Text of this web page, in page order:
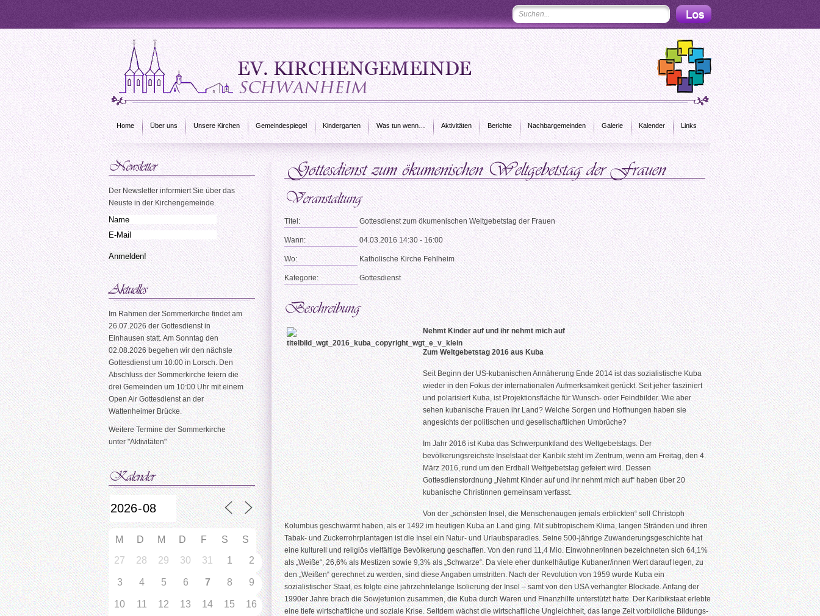
Home Über uns Unsere Kirchen Gemeindespiegel Kindergarten Was tun wenn… Aktivitäten Berichte Nachbargemeinden Galerie Kalender Links
Titel: Gottesdienst zum ökumenischen Weltgebetstag der Frauen
Wann: 04.03.2016 14:30 - 16:00
Wo: Katholische Kirche Fehlheim
Kategorie: Gottesdienst
Nehmt Kinder auf und ihr nehmt mich auf
Zum Weltgebetstag 2016 aus Kuba
Seit Beginn der US-kubanischen Annäherung Ende 2014 ist das sozialistische Kuba
wieder in den Fokus der internationalen Aufmerksamkeit gerückt. Seit jeher fasziniert
und polarisiert Kuba, ist Projektionsfläche für Wunsch- oder Feindbilder. Wie aber
sehen kubanische Frauen ihr Land? Welche Sorgen und Hoffnungen haben sie
angesichts der politischen und gesellschaftlichen Umbrüche?
Im Jahr 2016 ist Kuba das Schwerpunktland des Weltgebetstags. Der
bevölkerungsreichste Inselstaat der Karibik steht im Zentrum, wenn am Freitag, den 4.
März 2016, rund um den Erdball Weltgebetstag gefeiert wird. Dessen
Gottesdienstordnung „Nehmt Kinder auf und ihr nehmt mich auf“ haben über 20
kubanische Christinnen gemeinsam verfasst.
Von der „schönsten Insel, die Menschenaugen jemals erblickten“ soll Christoph
Kolumbus geschwärmt haben, als er 1492 im heutigen Kuba an Land ging. Mit subtropischem Klima, langen Stränden und ihren
Tabak- und Zuckerrohrplantagen ist die Insel ein Natur- und Urlaubsparadies. Seine 500-jährige Zuwanderungsgeschichte hat
eine kulturell und religiös vielfältige Bevölkerung geschaffen. Von den rund 11,4 Mio. Einwohner/innen bezeichneten sich 64,1%
als „Weiße“, 26,6% als Mestizen sowie 9,3% als „Schwarze“. Da viele eher dunkelhäutige Kubaner/innen Wert darauf legen, zu
den „Weißen“ gerechnet zu werden, sind diese Angaben umstritten. Nach der Revolution von 1959 wurde Kuba ein
sozialistischer Staat, es folgte eine jahrzehntelange Isolierung der Insel – samt von den USA verhängter Blockade. Anfang der
1990er Jahre brach die Sowjetunion zusammen, die Kuba durch Waren und Finanzhilfe unterstützt hatte. Der Karibikstaat erlebte
eine tiefe wirtschaftliche und soziale Krise. Seitdem wächst die wirtschaftliche Ungleichheit, das lange Zeit vorbildliche Bildungs-
Der Newsletter informiert Sie über das
Neuste in der Kirchengemeinde.
Im Rahmen der Sommerkirche findet am
26.07.2026 der Gottesdienst in
Einhausen statt. Am Sonntag den
02.08.2026 begehen wir den nächste
Gottesdienst um 10:00 in Lorsch. Den
Abschluss der Sommerkirche feiern die
drei Gemeinden um 10:00 Uhr mit einem
Open Air Gottesdienst an der
Wattenheimer Brücke.
Weitere Termine der Sommerkirche
unter "Aktivitäten"
M D M D F S
S
27
28 29 30 31 1 2
3 4 5 6 7 8 9
10 11 12 13 14 15 16